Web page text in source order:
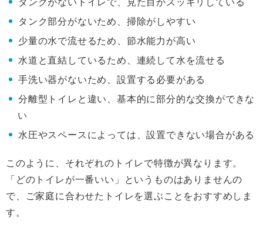
タンク部分がないため、掃除がしやすい
少量の水で流せるため、節水能力が高い
水道と直結しているため、連続して水を流せる
手洗い器がないため、設置する必要がある
分離型トイレと違い、基本的に部分的な交換ができな
い
水圧やスペースによっては、設置できない場合がある
このように、それぞれのトイレで特徴が異なります。
「どのトイレが一番いい」というものはありませんの
で、ご家庭に合わせたトイレを選ぶことをおすすめしま
す。